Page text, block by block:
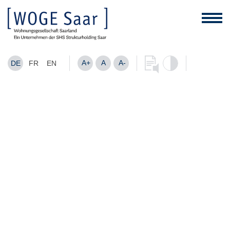
DE FR EN A+ A A-